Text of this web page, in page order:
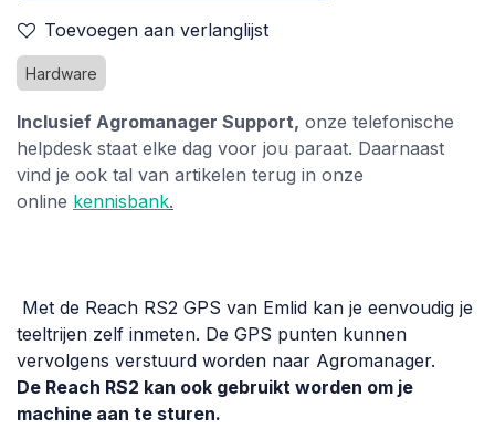
Toevoegen aan verlanglijst
Hardware
Inclusief Agromanager Support, onze telefonische
helpdesk staat elke dag voor jou paraat. Daarnaast
vind je ook tal van artikelen terug in onze
online kennisbank.
Met de Reach RS2 GPS van Emlid kan je eenvoudig je
teeltrijen zelf inmeten. De GPS punten kunnen
vervolgens verstuurd worden naar Agromanager.
De Reach RS2 kan ook gebruikt worden om je
machine aan te sturen.